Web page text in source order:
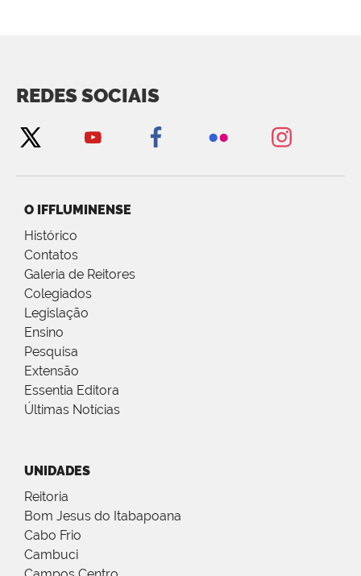
REDES SOCIAIS
O IFFLUMINENSE
Histórico
Contatos
Galeria de Reitores
Colegiados
Legislação
Ensino
Pesquisa
Extensão
Essentia Editora
Últimas Notícias
UNIDADES
Reitoria
Bom Jesus do Itabapoana
Cabo Frio
Cambuci